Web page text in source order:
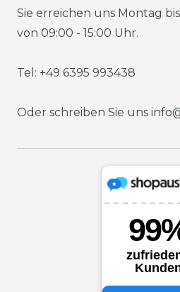
Sie erreichen uns Montag
von 09:00 - 15:00 Uhr.
Tel: +49 6395 993438
Oder schreiben Sie uns